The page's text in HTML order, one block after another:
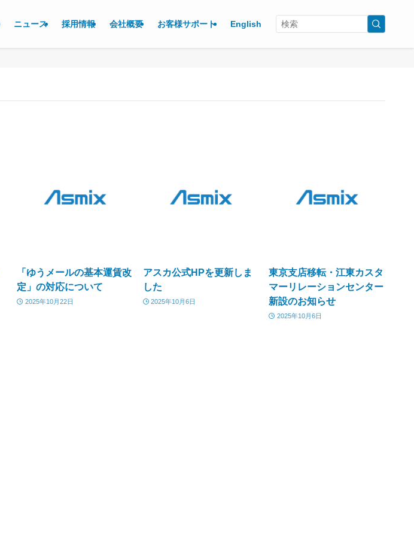
ニュース 採用情報 会社概要 お客様サポート English
「ゆうメールの基本運賃改
定」の対応について
2025年10月22日
アスカ公式HPを更新しま
した
2025年10月6日
東京支店移転・江東カスタ
マーリレーションセンター
新設のお知らせ
2025年10月6日